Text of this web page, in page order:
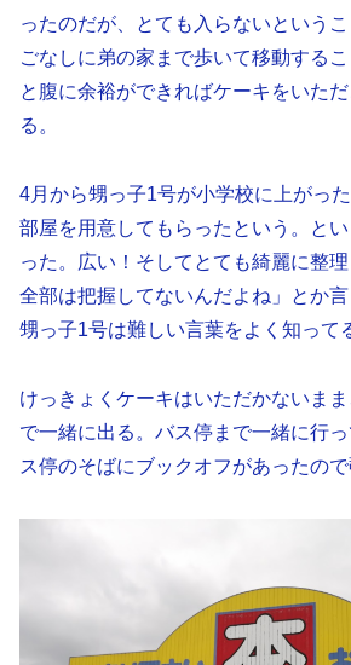
ったのだが、とても入らないという
ごなしに弟の家まで歩いて移動する
と腹に余裕ができればケーキをいた
る。
4月から甥っ子1号が小学校に上がっ
部屋を用意してもらったという。と
った。広い！そしてとても綺麗に整
全部は把握してないんだよね」とか
甥っ子1号は難しい言葉をよく知って
けっきょくケーキはいただかないま
で一緒に出る。バス停まで一緒に行
ス停のそばにブックオフがあったの